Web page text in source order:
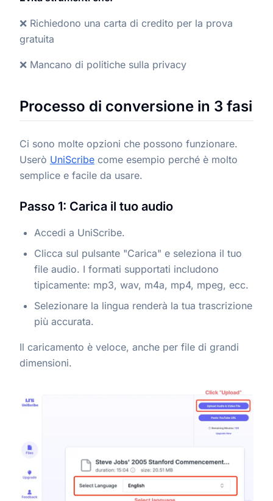
❌ Richiedono una carta di credito per la prova
gratuita
❌ Mancano di politiche sulla privacy
Processo di conversione in 3 fasi
Ci sono molte opzioni che possono funzionare.
Userò UniScribe come esempio perché è molto
semplice e facile da usare.
Passo 1: Carica il tuo audio
Accedi a UniScribe.
Clicca sul pulsante "Carica" e seleziona il tuo
file audio. I formati supportati includono
tipicamente: mp3, wav, m4a, mp4, mpeg, ecc.
Selezionare la lingua renderà la tua trascrizione
più accurata.
Il caricamento è veloce, anche per file di grandi
dimensioni.